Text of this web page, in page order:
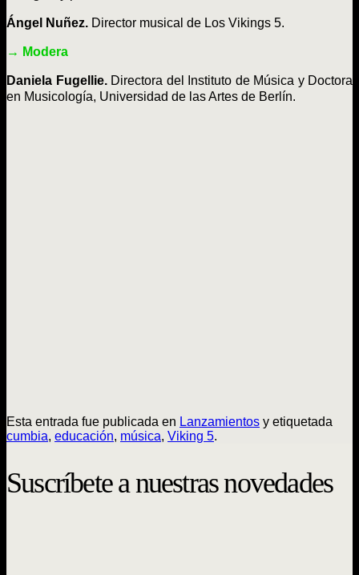
Ángel Nuñez. Director musical de Los Vikings 5.
→ Modera
Daniela Fugellie. Directora del Instituto de Música y Doctora
en Musicología, Universidad de las Artes de Berlín.
Esta entrada fue publicada en Lanzamientos y etiquetada
cumbia, educación, música, Viking 5.
Suscríbete a nuestras novedades